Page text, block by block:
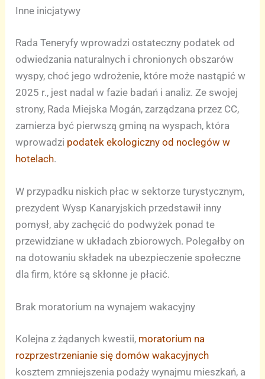
Inne inicjatywy
Rada Teneryfy wprowadzi ostateczny podatek od
odwiedzania naturalnych i chronionych obszarów
wyspy, choć jego wdrożenie, które może nastąpić w
2025 r., jest nadal w fazie badań i analiz. Ze swojej
strony, Rada Miejska Mogán, zarządzana przez CC,
zamierza być pierwszą gminą na wyspach, która
wprowadzi podatek ekologiczny od noclegów w
hotelach.
W przypadku niskich płac w sektorze turystycznym,
prezydent Wysp Kanaryjskich przedstawił inny
pomysł, aby zachęcić do podwyżek ponad te
przewidziane w układach zbiorowych. Polegałby on
na dotowaniu składek na ubezpieczenie społeczne
dla firm, które są skłonne je płacić.
Brak moratorium na wynajem wakacyjny
Kolejna z żądanych kwestii, moratorium na
rozprzestrzenianie się domów wakacyjnych
kosztem zmniejszenia podaży wynajmu mieszkań, a